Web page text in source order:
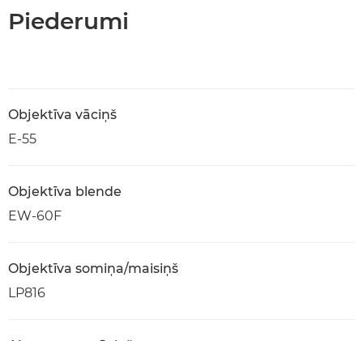
Piederumi
Objektīva vāciņš
E-55
Objektīva blende
EW-60F
Objektīva somiņa/maisiņš
LP816